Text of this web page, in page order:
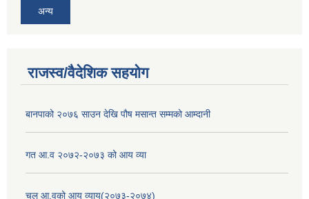
अन्य
राजस्व/वैदेशिक सहयोग
बानपाको २०७६ साउन देखि पौष मसान्त सम्मको आम्दानी
गत आ.व २०७२-२०७३ को आय व्या
चलु आ.वको आय व्याय(२०७३-२०७४)